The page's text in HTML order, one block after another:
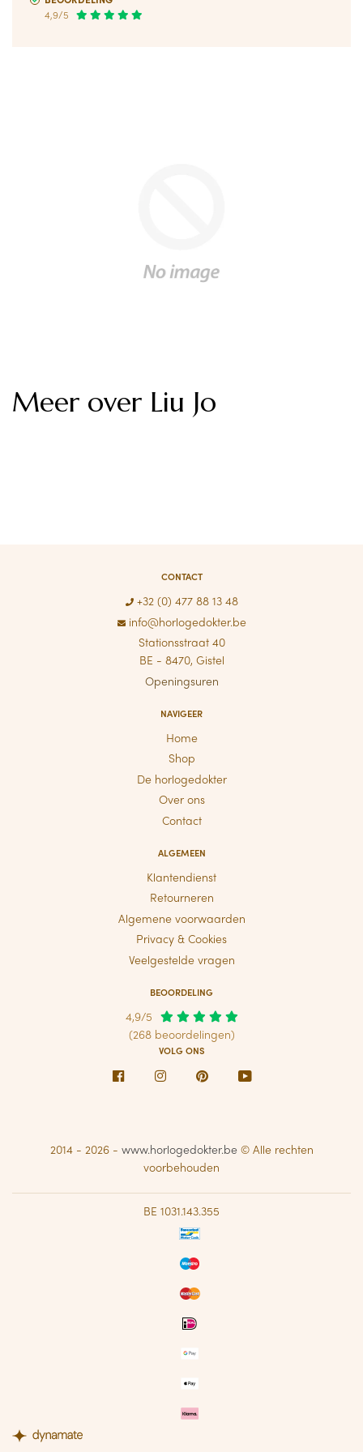
4,9/5
Meer over Liu Jo
CONTACT
+32 (0) 477 88 13 48
info@horlogedokter.be
Stationsstraat 40
BE - 8470, Gistel
Openingsuren
NAVIGEER
Home
Shop
De horlogedokter
Over ons
Contact
ALGEMEEN
Klantendienst
Retourneren
Algemene voorwaarden
Privacy & Cookies
Veelgestelde vragen
BEOORDELING
4,9/5
(268 beoordelingen)
VOLG ONS
Facebook Instagram PinterestYoutube
2014 - 2026 - www.horlogedokter.be© Alle rechten
voorbehouden
BE 1031.143.355